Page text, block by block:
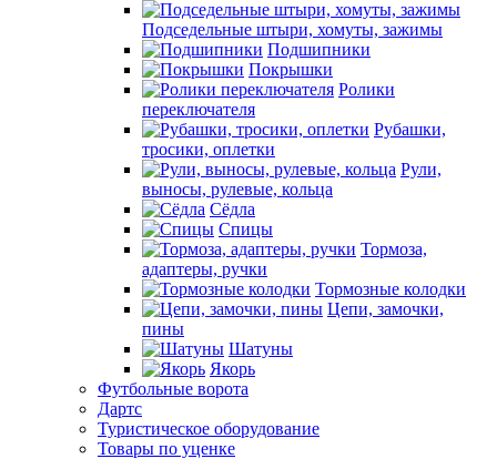
Подседельные штыри, хомуты, зажимы
Подшипники
Покрышки
Ролики
переключателя
Рубашки,
тросики, оплетки
Рули,
выносы, рулевые, кольца
Сёдла
Спицы
Тормоза,
адаптеры, ручки
Тормозные колодки
Цепи, замочки,
пины
Шатуны
Якорь
Футбольные ворота
Дартс
Туристическое оборудование
Товары по уценке